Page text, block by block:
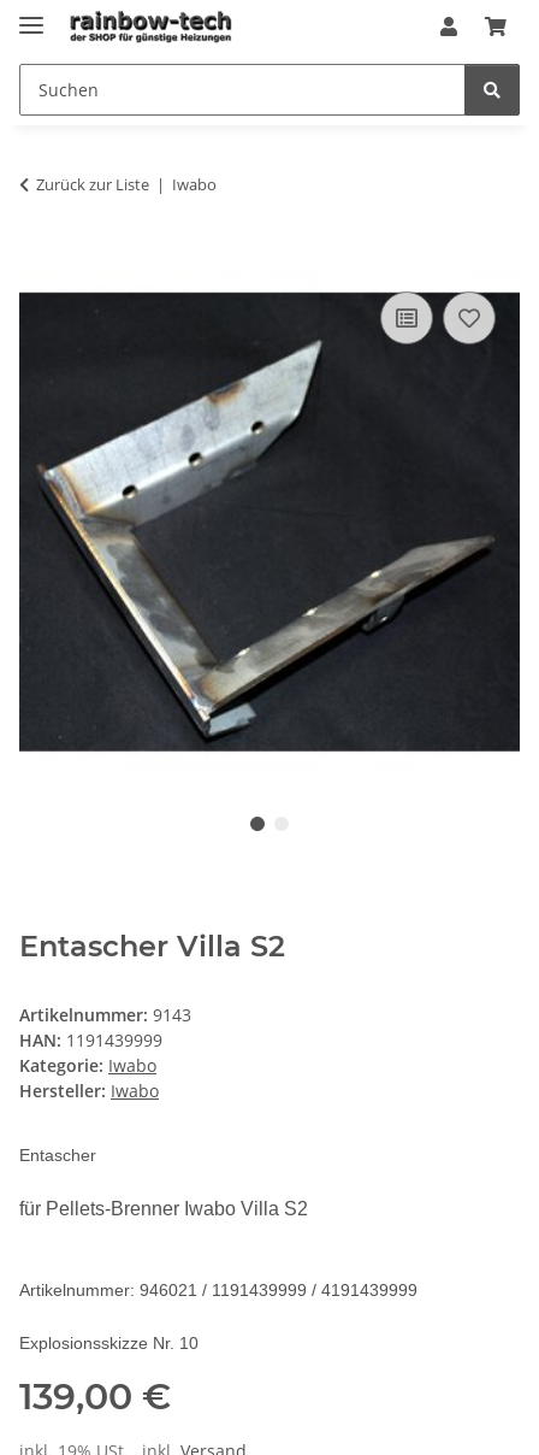
Zurück zur Liste Iwabo
Entascher Villa S2
Artikelnummer: 9143
HAN: 1191439999
Kategorie: Iwabo
Hersteller: Iwabo
Entascher
für Pellets-Brenner Iwabo Villa S2
Artikelnummer: 946021 / 1191439999 / 4191439999
Explosionsskizze Nr. 10
139,00 €